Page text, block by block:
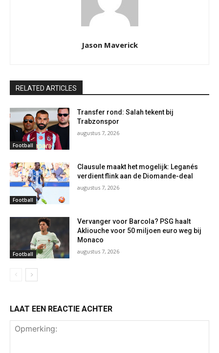
Jason Maverick
RELATED ARTICLES
Football
Transfer rond: Salah tekent bij
Trabzonspor
augustus 7, 2026
Football
Clausule maakt het mogelijk: Leganés
verdient flink aan de Diomande-deal
augustus 7, 2026
Football
Vervanger voor Barcola? PSG haalt
Akliouche voor 50 miljoen euro weg bij
Monaco
augustus 7, 2026
LAAT EEN REACTIE ACHTER